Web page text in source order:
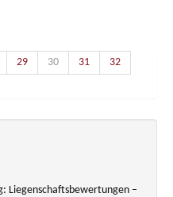
29 30 31
32
Liegenschaftsbewertungen –